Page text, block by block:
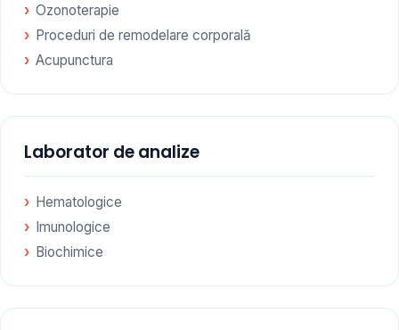
Ozonoterapie
Proceduri de remodelare corporală
Acupunctura
Laborator de analize
Hematologice
Imunologice
Biochimice